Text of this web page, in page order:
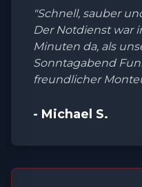
"Schnell, sauber
Der Notdienst war
Minuten da, als
Sonntagabend
freundlicher
- Michael S.